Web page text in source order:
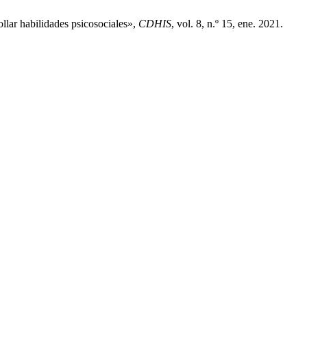
habilidades psicosociales», CDHIS, vol. 8, n.º 15, ene. 2021.